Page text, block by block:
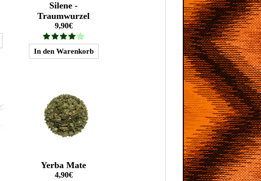
Silene -
Traumwurzel
9,90€
Yerba Mate
4,90€